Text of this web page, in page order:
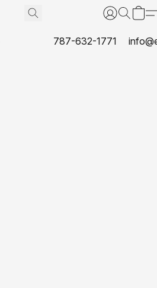
787-632-1771